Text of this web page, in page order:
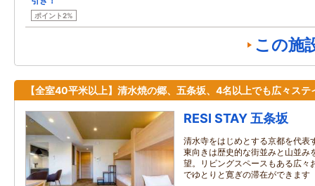
ポイント2%
この施
【全室40平米以上】清水焼の郷、五条坂、4名以上でも広々ステ
RESI STAY 五条坂
清水寺をはじめとする京都を代表
東向きは歴史的な街並みと山並み
望。リビングスペースもある広々
でゆとりと寛ぎの滞在ができます